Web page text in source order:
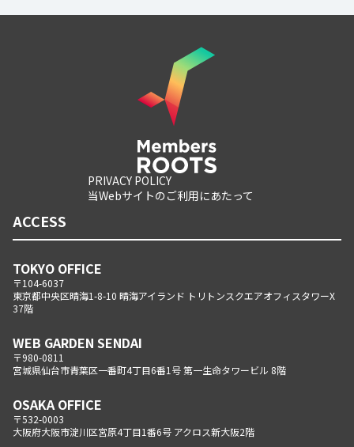
PRIVACY POLICY
当Webサイトのご利用にあたって
ACCESS
TOKYO OFFICE
〒104-6037
東京都中央区晴海1-8-10 晴海アイランド トリトンスクエアオフィスタワーX
37階
WEB GARDEN SENDAI
〒980-0811
宮城県仙台市青葉区一番町4丁目6番1号 第一生命タワービル 8階
OSAKA OFFICE
〒532-0003
大阪府大阪市淀川区宮原4丁目1番6号 アクロス新大阪2階